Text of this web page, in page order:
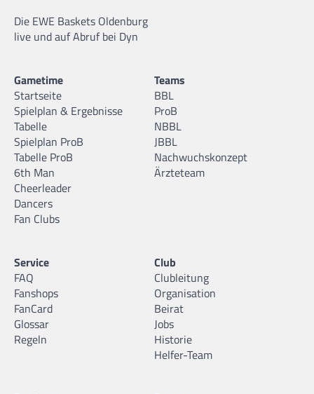
Die EWE Baskets Oldenburg
live und auf Abruf bei Dyn
Gametime
Startseite
Spielplan & Ergebnisse
Tabelle
Spielplan ProB
Tabelle ProB
6th Man
Cheerleader
Dancers
Fan Clubs
Teams
BBL
ProB
NBBL
JBBL
Nachwuchskonzept
Ärzteteam
Service
FAQ
Fanshops
FanCard
Glossar
Regeln
Club
Clubleitung
Organisation
Beirat
Jobs
Historie
Helfer-Team